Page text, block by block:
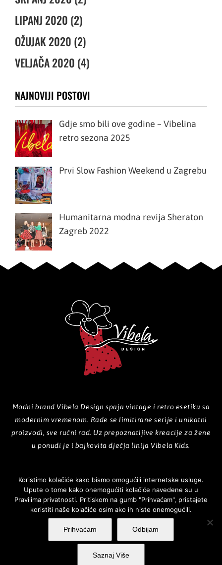
LIPANJ 2020 (2)
OŽUJAK 2020 (2)
VELJAČA 2020 (4)
NAJNOVIJI POSTOVI
Gdje smo bili ove godine – Vibelina
retro sezona 2025
Prvi Slow Fashion Weekend u Zagrebu
Humanitarna modna revija Sheraton
Zagreb 2022
Modni brand Vibela Design spaja vintage i retro esetiku sa
modernim vremenom. Rade se limitirane serije i unikatni
proizvodi, sve ručni rad. Uz prepoznatljive kreacije za žene
u ponudi je i bajkovita dječja linija Vibela Kids.
POČETNA O NAMA PROIZVODI GALERIJA
KOLEKCIJE
NOVOSTI
KONTAKT
Vibela design ©
Koristimo kolačiće kako bismo omogućili internetske usluge.
Upute o tome kako onemogućiti kolačiće navedene su u
Pravilima privatnosti. Pritiskom na gumb "Prihvaćam", pristajete
koristiti naše kolačiće osim ako ih niste onemogućili.
Prihvaćam Odbijam
Saznaj Više